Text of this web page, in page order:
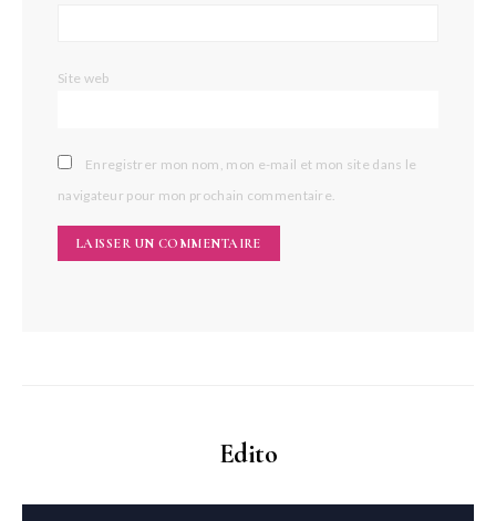
Site web
Enregistrer mon nom, mon e-mail et mon site dans le
navigateur pour mon prochain commentaire.
Edito